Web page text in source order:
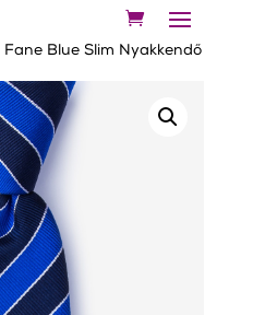
Blue Slim Nyakkendő